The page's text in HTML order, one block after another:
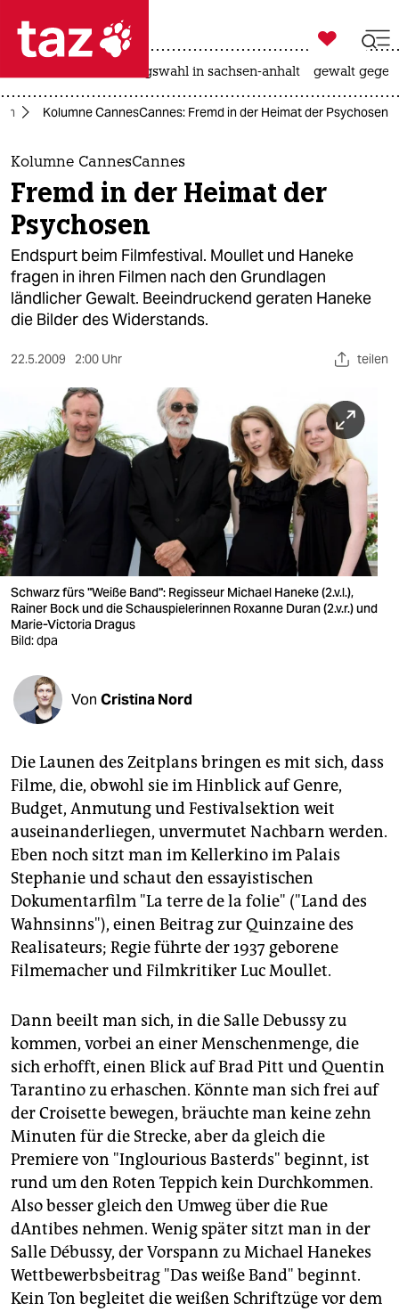
 taz zahl ich
taz zahl ich
themen
politik
öko
gesellschaft
kultur
sport
berlin
nord
wahrheit
verlag
verlag
veranstaltungen
shop
unterstützen
genossenschaft
epaper login

taz zahl ich
landtagswahl in sachsen-anhalt gewalt
Kolumne CannesCannes: Fremd in der Heimat der Psychosen
Kolumne CannesCannes
Fremd in der Heimat der
Psychosen
Endspurt beim Filmfestival. Moullet und Haneke
fragen in ihren Filmen nach den Grundlagen
ländlicher Gewalt. Beeindruckend geraten Haneke
die Bilder des Widerstands.
22.5.2009 2:00 Uhr teilen
Schwarz fürs "Weiße Band": Regisseur Michael Haneke (2.v.l.),
Rainer Bock und die Schauspielerinnen Roxanne Duran (2.v.r.) und
Marie-Victoria Dragus
Bild: dpa
Von Cristina Nord
Die Launen des Zeitplans bringen es mit sich, dass
Filme, die, obwohl sie im Hinblick auf Genre,
Budget, Anmutung und Festivalsektion weit
auseinanderliegen, unvermutet Nachbarn werden.
Eben noch sitzt man im Kellerkino im Palais
Stephanie und schaut den essayistischen
Dokumentarfilm "La terre de la folie" ("Land des
Wahnsinns"), einen Beitrag zur Quinzaine des
Realisateurs; Regie führte der 1937 geborene
Filmemacher und Filmkritiker Luc Moullet.
Dann beeilt man sich, in die Salle Debussy zu
kommen, vorbei an einer Menschenmenge, die
sich erhofft, einen Blick auf Brad Pitt und Quentin
Tarantino zu erhaschen. Könnte man sich frei auf
der Croisette bewegen, bräuchte man keine zehn
Minuten für die Strecke, aber da gleich die
Premiere von "Inglourious Basterds" beginnt, ist
rund um den Roten Teppich kein Durchkommen.
Also besser gleich den Umweg über die Rue
dAntibes nehmen. Wenig später sitzt man in der
Salle Débussy, der Vorspann zu Michael Hanekes
Wettbewerbsbeitrag "Das weiße Band" beginnt.
Kein Ton begleitet die weißen Schriftzüge vor dem